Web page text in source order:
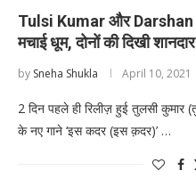
Tulsi Kumar और Darshan
मचाई धूम, दोनों की दिखी
by Sneha Shukla April 10, 2021
2 दिन पहले ही रिलीज़ हुई तुलसी कुमार
के नए गाने ‘इस कदर (इस क़दर)’ …